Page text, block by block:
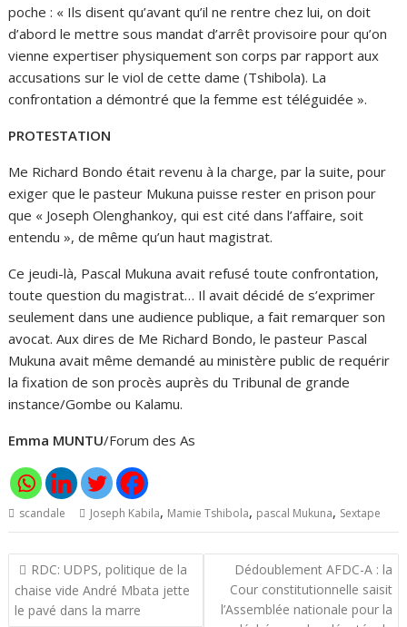
poche : « Ils disent qu’avant qu’il ne rentre chez lui, on doit
d’abord le mettre sous mandat d’arrêt provisoire pour qu’on
vienne expertiser physiquement son corps par rapport aux
accusations sur le viol de cette dame (Tshibola). La
confrontation a démontré que la femme est téléguidée ».
PROTESTATION
Me Richard Bondo était revenu à la charge, par la suite, pour
exiger que le pasteur Mukuna puisse rester en prison pour
que « Joseph Olenghankoy, qui est cité dans l’affaire, soit
entendu », de même qu’un haut magistrat.
Ce jeudi-là, Pascal Mukuna avait refusé toute confrontation,
toute question du magistrat… Il avait décidé de s’exprimer
seulement dans une audience publique, a fait remarquer son
avocat. Aux dires de Me Richard Bondo, le pasteur Pascal
Mukuna avait même demandé au ministère public de requérir
la fixation de son procès auprès du Tribunal de grande
instance/Gombe ou Kalamu.
Emma MUNTU/Forum des As
scandale Joseph Kabila, Mamie Tshibola, pascal Mukuna, Sextape
Navigation
de
l’article
RDC: UDPS, politique de la
chaise vide André Mbata jette
le pavé dans la marre
Dédoublement AFDC-A : la
Cour constitutionnelle saisit
l’Assemblée nationale pour la